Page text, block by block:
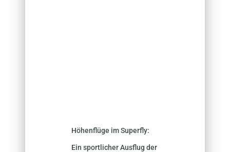
Höhenflüge im Superfly:
Ein sportlicher Ausflug der